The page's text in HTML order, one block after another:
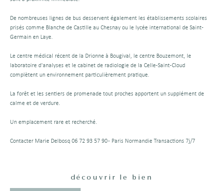
De nombreuses lignes de bus desservent également les établissements scolaires
prisés comme Blanche de Castille au Chesnay ou le lycée international de Saint-
Germain en Laye.
Le centre médical récent de la Drionne à Bougival, le centre Bouzemont, le
laboratoire d'analyses et le cabinet de radiologie de la Celle-Saint-Cloud
complètent un environnement particulièrement pratique.
La forêt et les sentiers de promenade tout proches apportent un supplément de
calme et de verdure.
Un emplacement rare et recherché.
Contacter Marie Delbosq 06 72 93 57 90 - Paris Normandie Transactions 7j/7
découvrir le bien